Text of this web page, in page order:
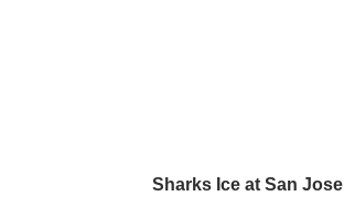
Sharks Ice at San Jose